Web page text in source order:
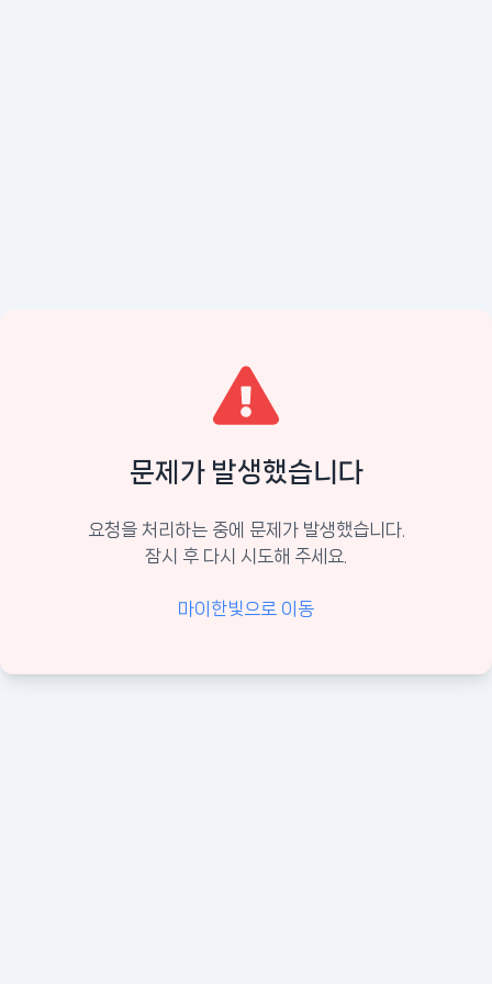
문제가 발생했습니다
요청을 처리하는 중에 문제가 발생했습니다.
잠시 후 다시 시도해 주세요.
마이한빛으로 이동